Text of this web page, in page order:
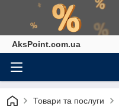
AksPoint.com.ua
Товари та послуги